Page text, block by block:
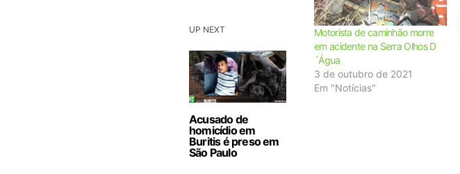
UP NEXT
Acusado de
homicídio em
Buritis é preso em
São Paulo
Motorista de caminhão morre
em acidente na Serra Olhos D
´Água
3 de outubro de 2021
Em "Notícias"